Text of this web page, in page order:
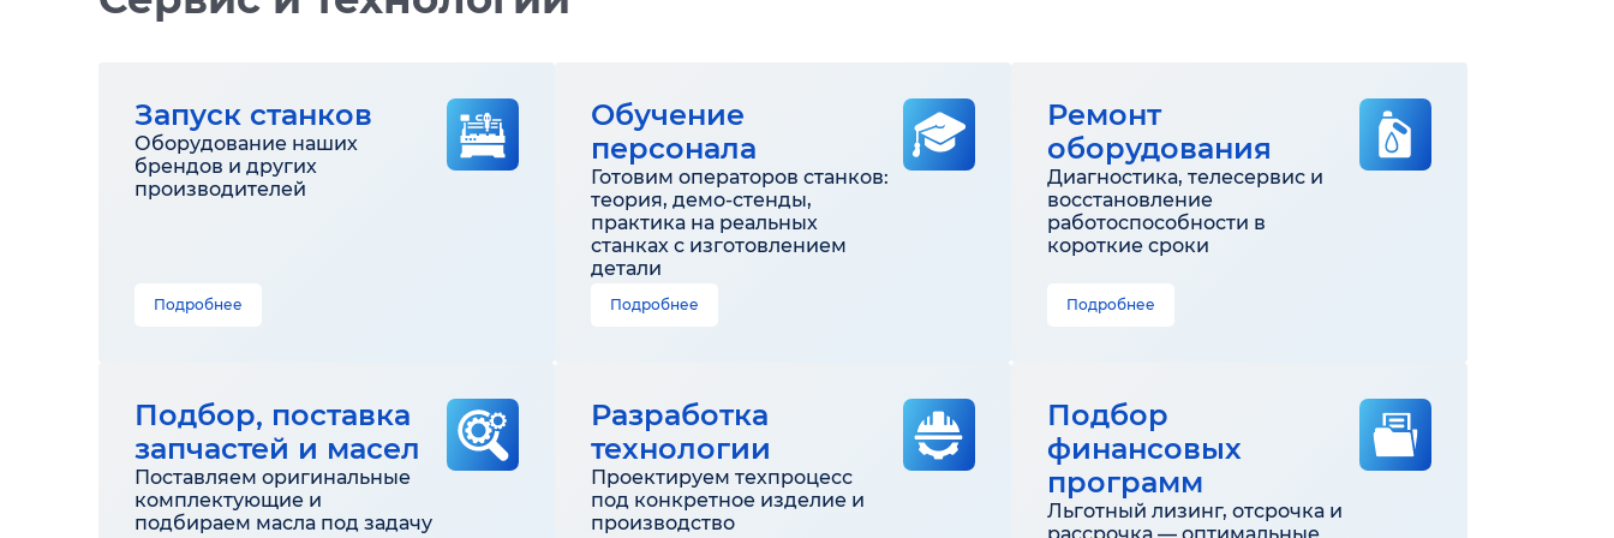
Запуск станков
Оборудование наших
брендов и других
производителей
Подробнее
Обучение
персонала
Готовим операторов станков:
теория, демо-стенды,
практика на реальных
станках с изготовлением
детали
Подробнее
Ремонт
оборудования
Диагностика, телесервис и
восстановление
работоспособности в
короткие сроки
Подробнее
Подбор, поставка
запчастей и масел
Поставляем оригинальные
комплектующие и
подбираем масла под задачу
Разработка
технологии
Проектируем техпроцесс
под конкретное изделие и
производство
Подбор
финансовых
программ
Льготный лизинг, отсрочка и